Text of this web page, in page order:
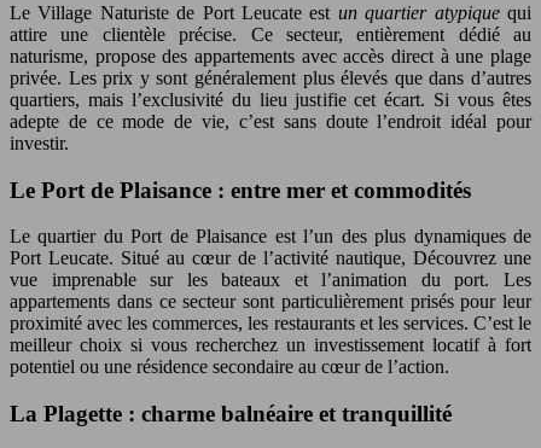
Le Village Naturiste de Port Leucate est un quartier atypiquequi
attire une clientèle précise. Ce secteur, entièrement dédié au
naturisme, propose des appartements avec accès direct à une plage
privée. Les prix y sont généralement plus élevés que dans d’autres
quartiers, mais l’exclusivité du lieu justifie cet écart. Si vous êtes
adepte de ce mode de vie, c’est sans doute l’endroit idéal pour
investir.
Le Port de Plaisance : entre mer et commodités
Le quartier du Port de Plaisance est l’un des plus dynamiques de
Port Leucate. Situé au cœur de l’activité nautique, Découvrez une
vue imprenable sur les bateaux et l’animation du port. Les
appartements dans ce secteur sont particulièrement prisés pour leur
proximité avec les commerces, les restaurants et les services. C’est le
meilleur choix si vous recherchez un investissement locatif à fort
potentiel ou une résidence secondaire au cœur de l’action.
La Plagette : charme balnéaire et tranquillité